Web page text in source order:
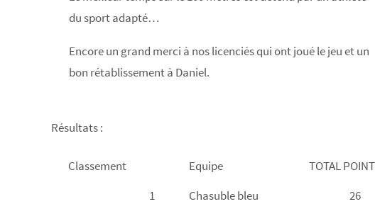
du sport adapté…
Encore un grand merci à nos licenciés qui ont joué le jeu et un
bon rétablissement à Daniel.
Résultats :
Classement Equipe TOTAL POINT
1
Chasuble bleu
26